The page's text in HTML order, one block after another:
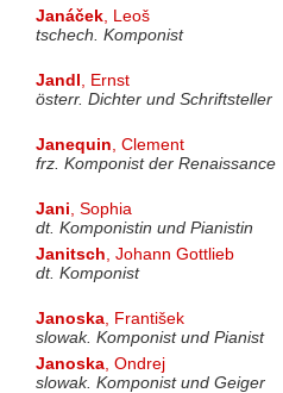
Janáček, Leoš
tschech. Komponist
Jandl , Ernst
österr. Dichter und Schriftsteller
Janequin , Clement
frz. Komponist der Renaissance
Jani , Sophia
dt. Komponistin und Pianistin
Janitsch , Johann Gottlieb
dt. Komponist
Janoska, František
slowak. Komponist und Pianist
Janoska, Ondrej
slowak. Komponist und Geiger